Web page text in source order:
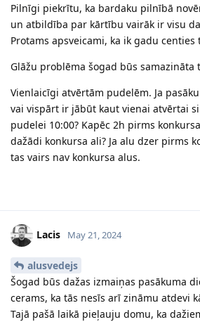
Pilnīgi piekrītu, ka bardaku pilnībā
un atbildība par kārtību vairāk ir visu
Protams apsveicami, ka ik gadu centies
Glāžu problēma šogad būs samazināta
Vienlaicīgi atvērtām pudelēm. Ja
vai vispārt ir jābūt kaut vienai atvērtai
pudelei 10:00? Kapēc 2h pirms
dažādi konkursa ali? Ja alu dzer pirms
tas vairs nav konkursa alus.
Lacis May 21, 2024
alusvedejs
Šogad būs dažas izmaiņas pasākuma
cerams, ka tās nesīs arī zināmu atdevi
Tajā pašā laikā pieļauju domu, ka